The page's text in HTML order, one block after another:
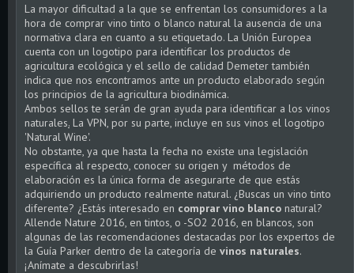
La mayor dificultad a la que se enfrentan los consumidores a la
hora de comprar vino tinto o blanco natural la ausencia de una
normativa clara en cuanto a su etiquetado. La Unión Europea
cuenta con un logotipo para identificar los productos de
agricultura ecológica y el sello de calidad Demeter también
indica que nos encontramos ante un producto elaborado según
los principios de la agricultura biodinámica.
Ambos sellos te serán de gran ayuda para identificar a los vinos
naturales. La VPN, por su parte, incluye en sus vinos el logotipo
'Natural Wine'.
No obstante, ya que hasta la fecha no existe una legislación
específica al respecto, conocer su origen y métodos de
elaboración es la única forma de asegurarte de que estás
adquiriendo un producto realmente natural. ¿Buscas un vino tinto
diferente? ¿Estás interesado en comprar vino blanco natural?
Allende Nature 2016, en tintos, o -SO2 2016, en blancos, son
algunas de las recomendaciones destacadas por los expertos de
la Guía Parker dentro de la categoría de vinos naturales.
¡Anímate a descubrirlas!